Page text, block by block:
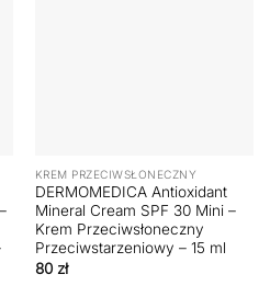
KREM PRZECIWSŁONECZNY
DERMOMEDICA Antioxidant
Mineral Cream SPF 30 Mini –
Krem Przeciwsłoneczny
Przeciwstarzeniowy – 15 ml
80 zł